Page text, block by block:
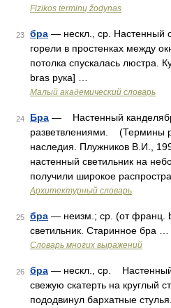
Fizikos terminų žodynas
23 бра — нескл., ср. Настенный
горели в простенках между
потолка спускалась люстра.
bras рука] …
Малый академический словарь
24 Бра — Настенный
разветвлениями. (Термины
наследия. Плужников В.И.,
настенный светильник на
получили широкое
Архитектурный словарь
25 бра — неизм.; ср. (от франц.
светильник. Старинное бра …
Словарь многих выражений
26 бра — нескл., ср.
свежую скатерть на круглый
пододвинул бархатные